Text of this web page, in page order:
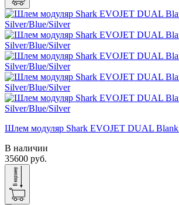
Шлем модуляр Shark EVOJET DUAL Blank
В наличии
35600 руб.